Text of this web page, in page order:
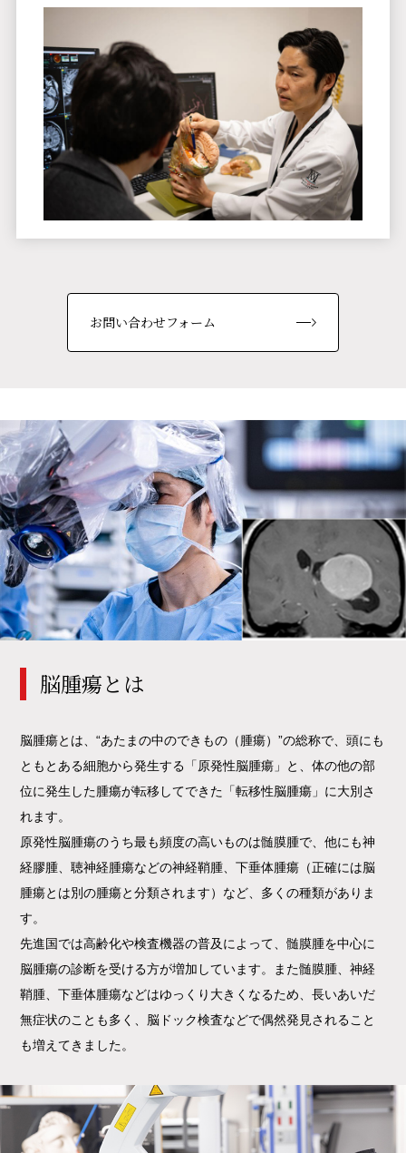
お問い合わせフォーム
脳腫瘍とは
脳腫瘍とは、“あたまの中のできもの（腫瘍）”の総称で、頭にも
ともとある細胞から発生する「原発性脳腫瘍」と、体の他の部
位に発生した腫瘍が転移してできた「転移性脳腫瘍」に大別さ
れます。
原発性脳腫瘍のうち最も頻度の高いものは髄膜腫で、他にも神
経膠腫、聴神経腫瘍などの神経鞘腫、下垂体腫瘍（正確には脳
腫瘍とは別の腫瘍と分類されます）など、多くの種類がありま
す。
先進国では高齢化や検査機器の普及によって、髄膜腫を中心に
脳腫瘍の診断を受ける方が増加しています。また髄膜腫、神経
鞘腫、下垂体腫瘍などはゆっくり大きくなるため、長いあいだ
無症状のことも多く、脳ドック検査などで偶然発見されること
も増えてきました。